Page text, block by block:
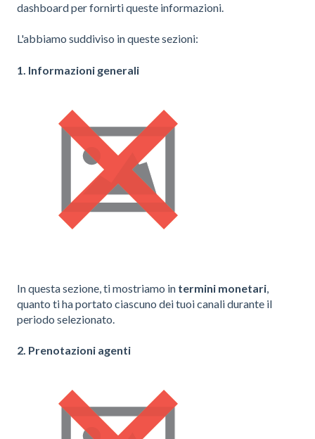
dashboard per fornirti queste informazioni.
L'abbiamo suddiviso in queste sezioni:
1. Informazioni generali
In questa sezione, ti mostriamo in termini monetari
quanto ti ha portato ciascuno dei tuoi canali durante il
periodo selezionato.
2. Prenotazioni agenti